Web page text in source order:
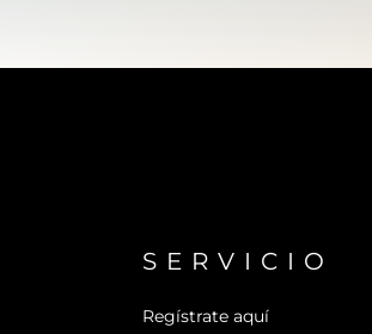
SERVICIO
Regístrate aquí